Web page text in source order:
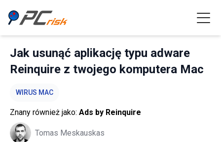
Jak usunąć aplikację typu adware
Reinquire z twojego komputera Mac
WIRUS MAC
Znany również jako: Ads by Reinquire
Tomas Meskauskas